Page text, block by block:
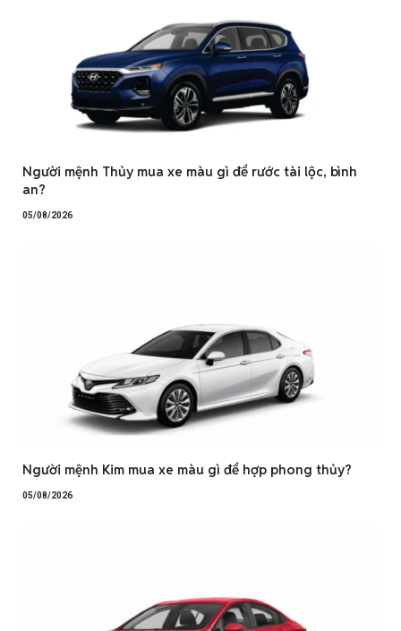
Người mệnh Thủy mua xe màu gì để rước tài lộc, bình
an?
05/08/2026
Người mệnh Kim mua xe màu gì để hợp phong thủy?
05/08/2026